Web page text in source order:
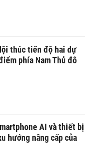
thúc tiến độ hai dự
phía Nam Thủ đô
AI và thiết bị
hướng nâng cấp của